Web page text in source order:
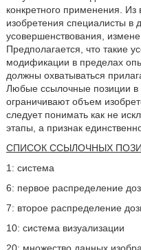
конкретного применения.
изобретения специалисты в
усовершенствования,
Предполагается, что такие
модификации в пределах
должны охватываться
Любые ссылочные позиции
ограничивают объем
следует понимать как не
этапы, а признак
СПИСОК ССЫЛОЧНЫХ
1: система
6: первое распределение
7: второе распределение
10: система визуализации